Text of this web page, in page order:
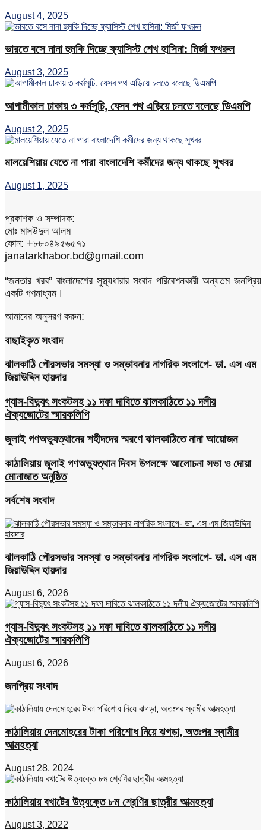
August 4, 2025
ভারতে বসে নানা হুমকি দিচ্ছে ফ্যাসিস্ট শেখ হাসিনা: মির্জা ফখরুল
August 3, 2025
আগামীকাল ঢাকায় ৩ কর্মসূচি, যেসব পথ এড়িয়ে চলতে বলেছে ডিএমপি
August 2, 2025
মালয়েশিয়ায় যেতে না পারা বাংলাদেশি কর্মীদের জন্য থাকছে সুখবর
August 1, 2025
প্রকাশক ও সম্পাদক:
মোঃ মাসউদুল আলম
ফোন: +৮৮০৪৯৫৬৫৭১
janatarkhabor.bd@gmail.com
“জনতার খরব” বাংলাদেশের সুস্থ্যধারার সংবাদ পরিবেশনকারী অন্যতম জনপ্রিয়
একটি গণমাধ্যম।
আমাদের অনুসরণ করুন:
বাছাইকৃত সংবাদ
ঝালকাঠি পৌরসভার সমস্যা ও সম্ভাবনার নাগরিক সংলাপে- ডা. এস এম
জিয়াউদ্দিন হায়দার
গ্যাস-বিদ্যুৎ সংকটসহ ১১ দফা দাবিতে ঝালকাঠিতে ১১ দলীয়
ঐক্যজোটের স্মারকলিপি
জুলাই গণঅভ্যুত্থানের শহীদদের স্মরণে ঝালকাঠিতে নানা আয়োজন
কাঠালিয়ায় জুলাই গণঅভ্যুত্থান দিবস উপলক্ষে আলোচনা সভা ও দোয়া
মোনাজাত অনুষ্ঠিত
সর্বশেষ সংবাদ
ঝালকাঠি পৌরসভার সমস্যা ও সম্ভাবনার নাগরিক সংলাপে- ডা. এস এম
জিয়াউদ্দিন হায়দার
August 6, 2026
গ্যাস-বিদ্যুৎ সংকটসহ ১১ দফা দাবিতে ঝালকাঠিতে ১১ দলীয়
ঐক্যজোটের স্মারকলিপি
August 6, 2026
জনপ্রিয় সংবাদ
কাঠালিয়ায় দেনমোহরের টাকা পরিশোধ নিয়ে ঝগড়া, অতঃপর স্বামীর
আত্মহত্যা
August 28, 2024
কাঠালিয়ায় বখাটের উত্যক্তে ৮ম শ্রেণির ছাত্রীর আত্মহত্যা
August 3, 2022